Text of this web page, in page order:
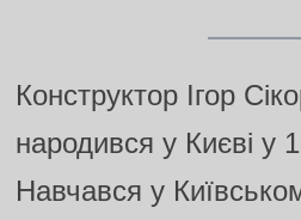
Конструктор Ігор
народився у Києві у
Навчався у